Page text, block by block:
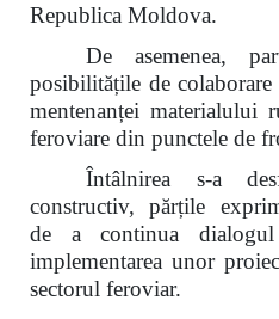
Republica Moldova.
De asemenea,
posibilitățile de
mentenanței materialului
feroviare din punctele de
Întâlnirea s-a
constructiv, părțile
de a continua dialogul
implementarea unor
sectorul feroviar.